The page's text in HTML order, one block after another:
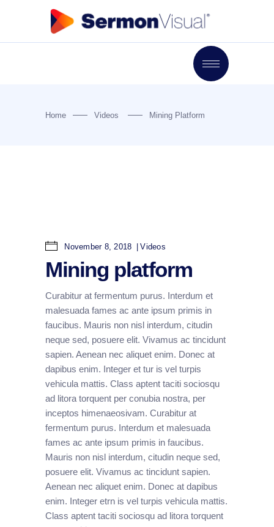
Home Videos Mining Platform
November 8, 2018 Videos
Mining platform
Curabitur at fermentum purus. Interdum et
malesuada fames ac ante ipsum primis in
faucibus. Mauris non nisl interdum, citudin
neque sed, posuere elit. Vivamus ac tincidunt
sapien. Aenean nec aliquet enim. Donec at
dapibus enim. Integer et tur is vel turpis
vehicula mattis. Class aptent taciti sociosqu
ad litora torquent per conubia nostra, per
inceptos himenaeosivam. Curabitur at
fermentum purus. Interdum et malesuada
fames ac ante ipsum primis in faucibus.
Mauris non nisl interdum, citudin neque sed,
posuere elit. Vivamus ac tincidunt sapien.
Aenean nec aliquet enim. Donec at dapibus
enim. Integer etrn is vel turpis vehicula mattis.
Class aptent taciti sociosqu ad litora torquent